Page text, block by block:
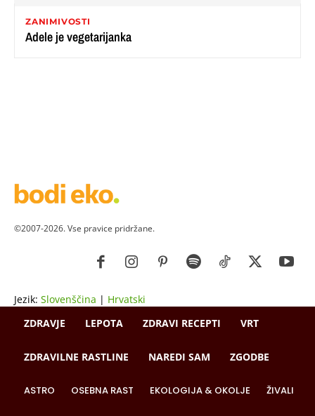
ZANIMIVOSTI
Adele je vegetarijanka
©2007-2026. Vse pravice pridržane.
Jezik: Slovenščina | Hrvatski
ZDRAVJE
LEPOTA ZDRAVI RECEPTI VRT
ZDRAVILNE RASTLINE NAREDI SAM ZGODBE
ASTRO OSEBNA RAST EKOLOGIJA & OKOLJE ŽIVALI